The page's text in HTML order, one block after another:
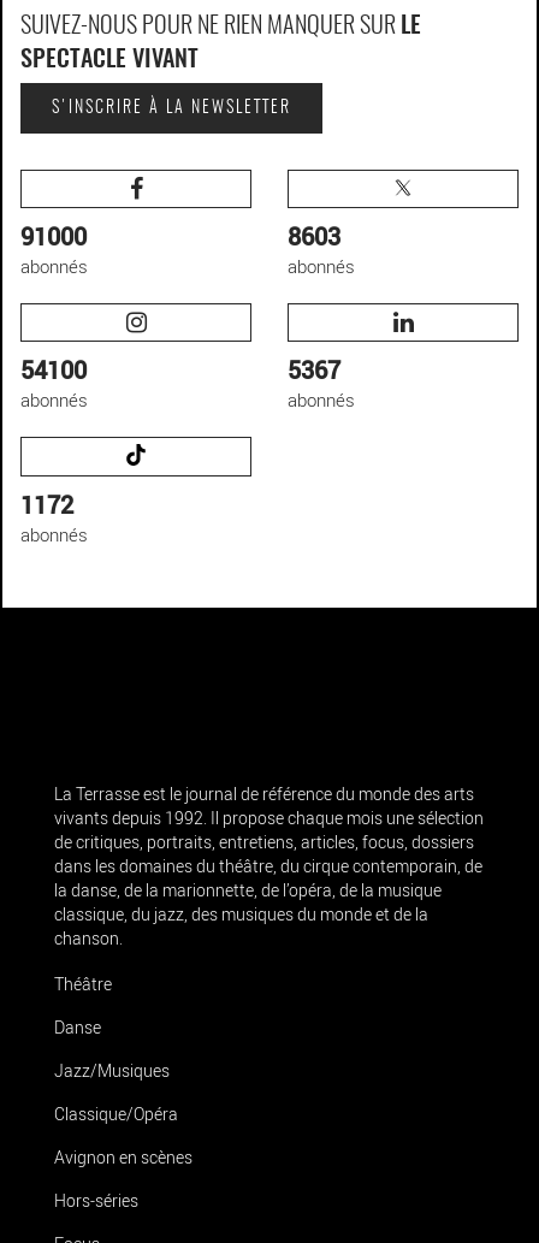
SUIVEZ-NOUS POUR NE RIEN MANQUER SUR LE
SPECTACLE VIVANT
S'INSCRIRE À LA NEWSLETTER
91000
abonnés
8603
abonnés
54100
abonnés
5367
abonnés
1172
abonnés
La Terrasse est le journal de référence du monde des arts
vivants depuis 1992. Il propose chaque mois une sélection
de critiques, portraits, entretiens, articles, focus, dossiers
dans les domaines du théâtre, du cirque contemporain, de
la danse, de la marionnette, de l’opéra, de la musique
classique, du jazz, des musiques du monde et de la
chanson.
Théâtre
Danse
Jazz/Musiques
Classique/Opéra
Avignon en scènes
Hors-séries